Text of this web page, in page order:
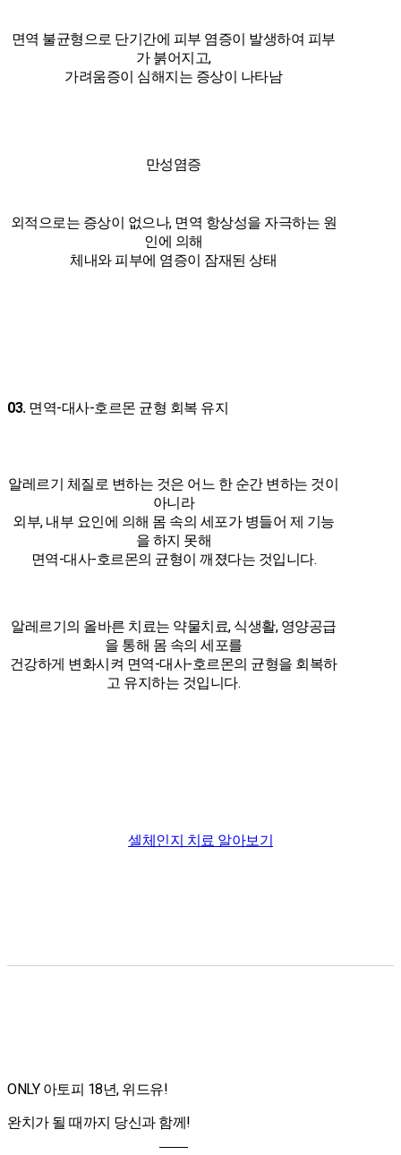
면역 불균형으로 단기간에 피부 염증이 발생하여 피부
가 붉어지고,
가려움증이 심해지는 증상이 나타남
만성염증
외적으로는 증상이 없으나, 면역 항상성을 자극하는 원
인에 의해
체내와 피부에 염증이 잠재된 상태
03. 면역-대사-호르몬 균형 회복 유지
알레르기 체질로 변하는 것은 어느 한 순간 변하는 것이
아니라
외부, 내부 요인에 의해 몸 속의 세포가 병들어 제 기능
을 하지 못해
면역-대사-호르몬의 균형이 깨졌다는 것입니다.
알레르기의 올바른 치료는 약물치료, 식생활, 영양공급
을 통해 몸 속의 세포를
건강하게 변화시켜 면역-대사-호르몬의 균형을 회복하
고 유지하는 것입니다.
셀체인지 치료 알아보기
ONLY 아토피 18년, 위드유!
완치가 될 때까지 당신과 함께!